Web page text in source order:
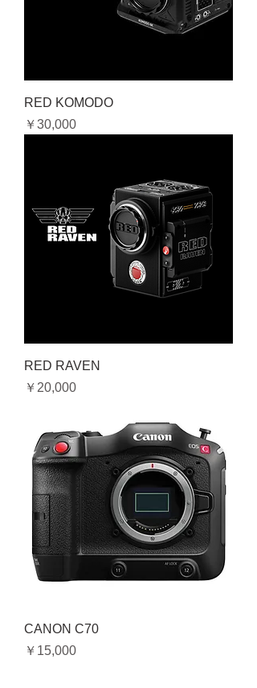
RED KOMODO
価格
￥30,000
RED RAVEN
価格
￥20,000
CANON C70
価格
￥15,000